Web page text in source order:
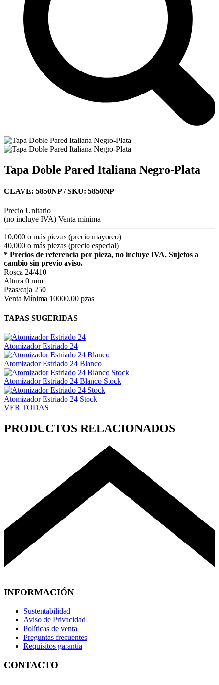
Tapa Doble Pared Italiana Negro-Plata
CLAVE: 5850NP/ SKU: 5850NP
Precio Unitario
(no incluye IVA) Venta mínima
10,000 o más piezas (precio mayoreo)
40,000 o más piezas (precio especial)
* Precios de referencia por pieza, no incluye IVA. Sujetos a
cambio sin previo aviso.
Rosca 24/410
Altura 0 mm
Pzas/caja 250
Venta Mínima 10000.00 pzas
TAPAS SUGERIDAS
Atomizador Estriado 24
Atomizador Estriado 24 Blanco
Atomizador Estriado 24 Blanco Stock
Atomizador Estriado 24 Stock
VER TODAS
PRODUCTOS RELACIONADOS
INFORMACIÓN
Sustentabilidad
Aviso de Privacidad
Políticas de venta
Preguntas frecuentes
Requisitos garantía
CONTACTO